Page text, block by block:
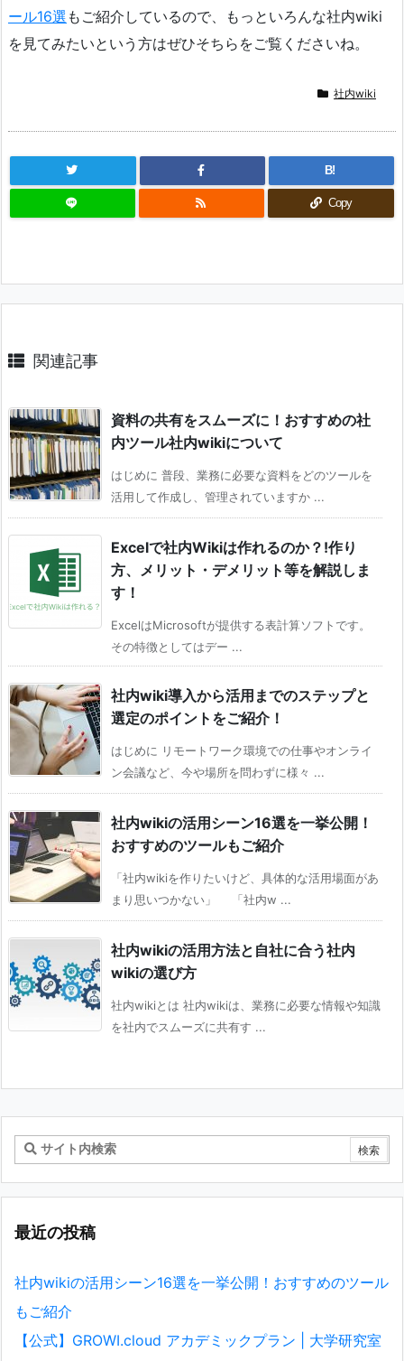
ール16選 もご紹介しているので、もっといろんな社内wiki
を見てみたいという方はぜひそちらをご覧くださいね。
社内wiki
B!
Copy
関連記事
資料の共有をスムーズに！おすすめの社
内ツール社内wikiについて
はじめに 普段、業務に必要な資料をどのツールを
活用して作成し、管理されていますか ...
Excelで社内Wikiは作れるのか？!作り
方、メリット・デメリット等を解説しま
す！
ExcelはMicrosoftが提供する表計算ソフトです。
その特徴としてはデー ...
社内wiki導入から活用までのステップと
選定のポイントをご紹介！
はじめに リモートワーク環境での仕事やオンライ
ン会議など、今や場所を問わずに様々 ...
社内wikiの活用シーン16選を一挙公開！
おすすめのツールもご紹介
「社内wikiを作りたいけど、具体的な活用場面があ
まり思いつかない」 「社内w ...
社内wikiの活用方法と自社に合う社内
wikiの選び方
社内wikiとは 社内wikiは、業務に必要な情報や知識
を社内でスムーズに共有す ...
最近の投稿
社内wikiの活用シーン16選を一挙公開！おすすめのツール
もご紹介
【公式】GROWI.cloud アカデミックプラン | 大学研究室